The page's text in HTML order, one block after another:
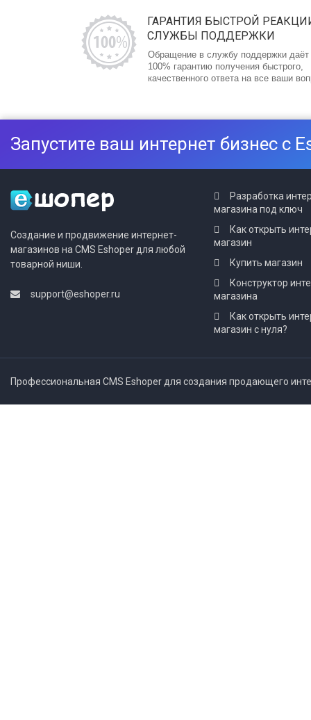
ГАРАНТИЯ БЫСТРОЙ
СЛУЖБЫ ПОДДЕРЖКИ
Обращение в службу поддержки
100% гарантию получения быстрого,
качественного ответа на все ваши
Запустите ваш интернет бизнес с
Создание и продвижение интернет-
магазинов на CMS Eshoper для любой
товарной ниши.
support@eshoper.ru
Разработка
магазина под ключ
Как открыть
магазин
Купить магазин
Конструктор
магазина
Как открыть
магазин с нуля?
Профессиональная CMS Eshoper для создания продающего